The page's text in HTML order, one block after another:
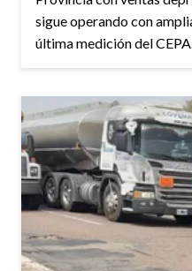
sigue operando con
última medición del